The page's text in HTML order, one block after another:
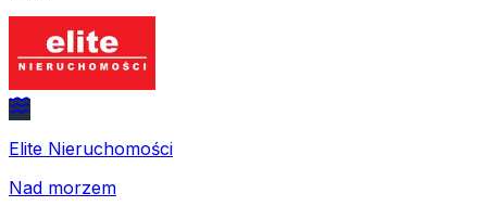
Elite Nieruchomości
Nad morzem